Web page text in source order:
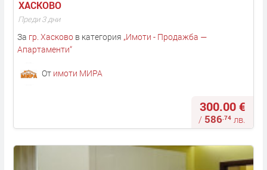
ХАСКОВО
Преди 3 дни
За гр. Хасковов категория „Имоти - Продажба —
Апартаменти“
От имоти МИРА
300.00 €
/ 586.74 лв.